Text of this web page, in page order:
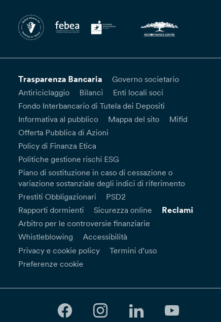
Trasparenza Bancaria
Governo societario
Antiriciclaggio
Bilanci
Enti locali soci
Fondo Interbancario di Tutela dei Depositi
Informativa al pubblico
Mappa del sito
Mifid
Offerta Pubblica di Azioni
Policy di Finanza Etica
Politiche gestione rischi ESG
Piano di sostituzione in caso di cessazione o
variazione sostanziale degli indici di riferimento
Prestiti Obbligazionari
PSD2
Rapporti dormienti
Sicurezza online Reclami
Arbitro per le controversie finanziarie
Whistleblowing
Accessibilità
Privacy e cookie policy
Termini d’uso
Preferenze cookie